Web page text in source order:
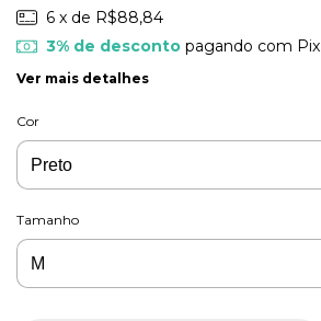
6 x de R$88,84
3% de descontopagando com Pix
Ver mais detalhes
Cor
Tamanho